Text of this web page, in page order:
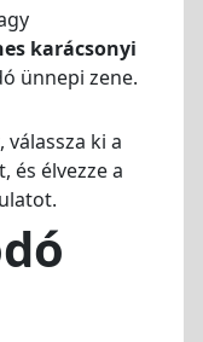
karácsonyi
ünnepi zene.
ki a
és élvezze a